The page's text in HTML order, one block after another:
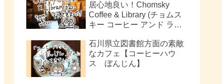
居心地良い！Chomsky
Coffee & Library (チョムス
キー コーヒー アンド ライ
石川県立図書館方面の素敵
なカフェ【コーヒーハウ
ス ぼんじん】